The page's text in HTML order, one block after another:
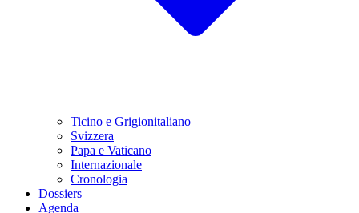
Ticino e Grigionitaliano
Svizzera
Papa e Vaticano
Internazionale
Cronologia
Dossiers
Agenda